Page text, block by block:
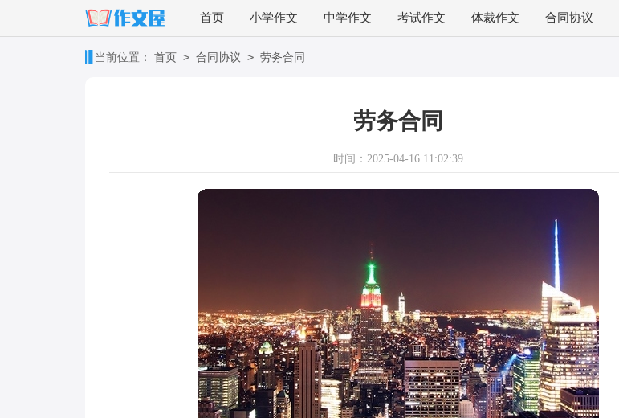
首页 小学作文 中学作文 考试作文 体裁作文 合同协议
当前位置： 首页 > 合同协议 > 劳务合同
劳务合同
时间：2025-04-16 11:02:39